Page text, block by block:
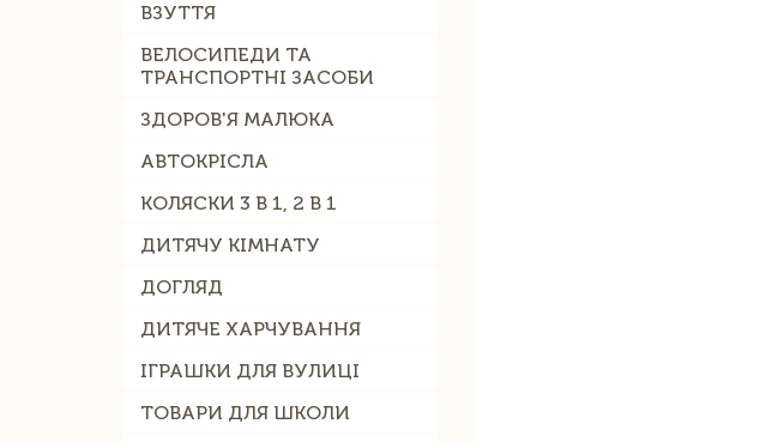
ВЗУТТЯ
ВЕЛОСИПЕДИ ТА
ТРАНСПОРТНІ ЗАСОБИ
ЗДОРОВ'Я МАЛЮКА
АВТОКРІСЛА
КОЛЯСКИ 3 В 1, 2 В 1
ДИТЯЧУ КІМНАТУ
ДОГЛЯД
ДИТЯЧЕ ХАРЧУВАННЯ
ІГРАШКИ ДЛЯ ВУЛИЦІ
ТОВАРИ ДЛЯ ШКОЛИ